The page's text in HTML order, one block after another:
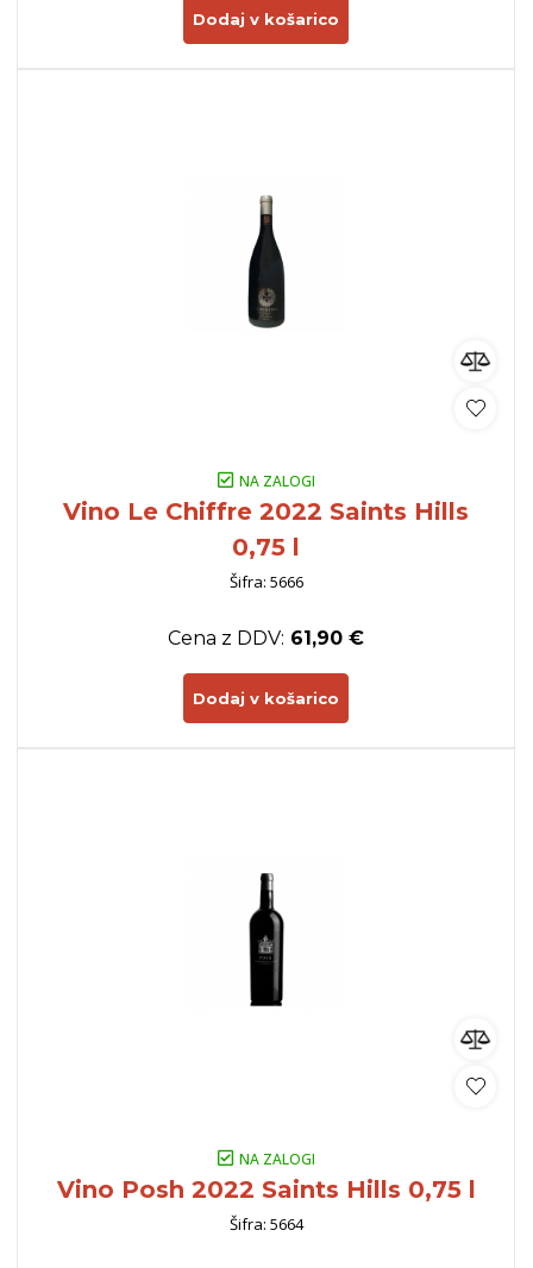
Dodaj v košarico
NA ZALOGI
Vino Le Chiffre 2022 Saints Hills
0,75 l
Šifra: 5666
Cena z DDV: 61,90 €
Dodaj v košarico
NA ZALOGI
Vino Posh 2022 Saints Hills 0,75 l
Šifra: 5664